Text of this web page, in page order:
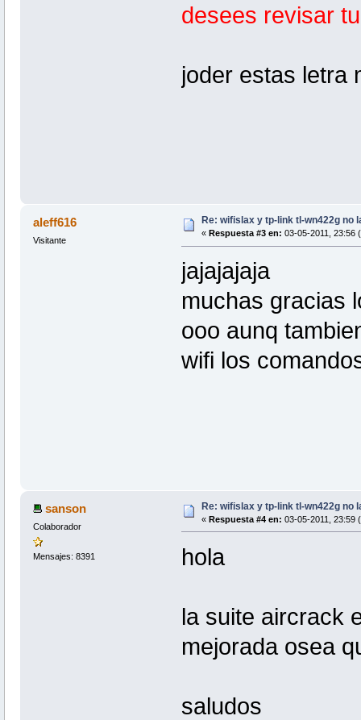
desees revisar
joder estas letra
aleff616
Visitante
Re: wifislax y tp-link tl-wn422g no
« Respuesta #3 en: 03-05-2011, 23:56
jajajajaja
muchas gracias
ooo aunq
wifi los
sanson
Colaborador
Mensajes: 8391
Re: wifislax y tp-link tl-wn422g no
« Respuesta #4 en: 03-05-2011, 23:59
hola
la suite aircrack
mejorada osea
saludos